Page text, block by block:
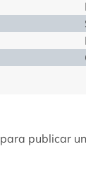
para publicar